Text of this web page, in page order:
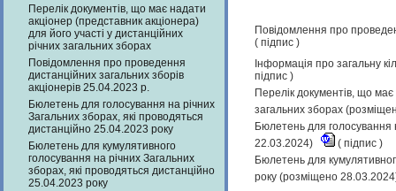
Перелік документів, що має надати
акціонер (представник акціонера)
для його участі у дистанційних
річних загальних зборах
Повідомлення про проведення
дистанційних загальних зборів
акціонерів 25.04.2023 р.
Бюлетень для голосування на річних
Загальних зборах, які проводяться
дистанційно 25.04.2023 року
Бюлетень для кумулятивного
голосування на річних Загальних
зборах, які проводяться дистанційно
25.04.2023 року
Повідомлення про
( підпис )
Інформація про загальну
підпис )
Перелік документів, що
загальних зборах
Бюлетень для голосування
22.03.2024)
( підпис )
Бюлетень для
року (розміщено